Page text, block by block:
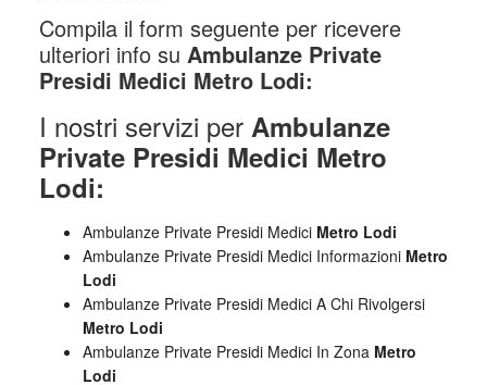
Compila il form seguente per ricevere
ulteriori info su Ambulanze Private
Presidi Medici Metro Lodi:
I nostri servizi per Ambulanze
Private Presidi Medici Metro
Lodi:
Ambulanze Private Presidi Medici Metro Lodi
Ambulanze Private Presidi Medici Informazioni Metro
Lodi
Ambulanze Private Presidi Medici A Chi Rivolgersi
Metro Lodi
Ambulanze Private Presidi Medici In Zona Metro
Lodi